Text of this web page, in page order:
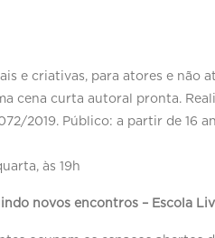
e criativas, para atores e não
cena curta autoral pronta.
2019. Público: a partir de 16
às 19h
novos encontros – Escola